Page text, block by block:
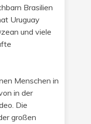
Brasilien
Uruguay
und viele
Menschen in
in der
Die
großen